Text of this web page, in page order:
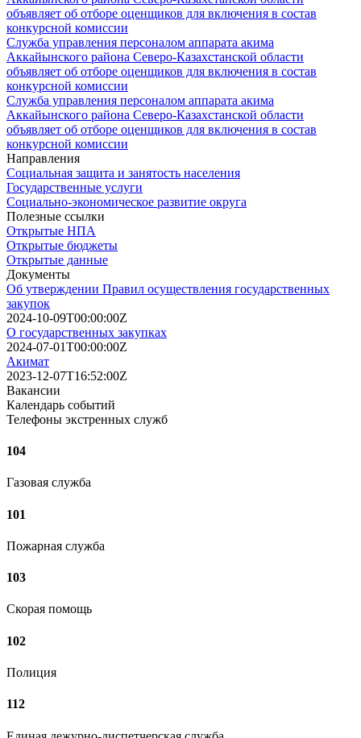
объявляет об отборе оценщиков для включения в состав
конкурсной комиссии
Служба управления персоналом аппарата акима
Аккайынского района Северо-Казахстанской области
объявляет об отборе оценщиков для включения в состав
конкурсной комиссии
Служба управления персоналом аппарата акима
Аккайынского района Северо-Казахстанской области
объявляет об отборе оценщиков для включения в состав
конкурсной комиссии
Направления
Социальная защита и занятость населения
Государственные услуги
Социально-экономическое развитие округа
Полезные ссылки
Открытые НПА
Открытые бюджеты
Открытые данные
Документы
Об утверждении Правил осуществления государственных
закупок
2024-10-09T00:00:00Z
О государственных закупках
2024-07-01T00:00:00Z
Акимат
2023-12-07T16:52:00Z
Вакансии
Календарь событий
Телефоны экстренных служб
104
Газовая служба
101
Пожарная служба
103
Скорая помощь
102
Полиция
112